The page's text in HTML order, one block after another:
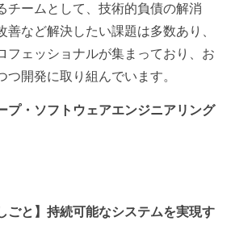
チームとして、技術的負債の解消
など解決したい課題は多数あり、
フェッショナルが集まっており、お
開発に取り組んでいます。
プ・ソフトウェアエンジニアリング
ごと】持続可能なシステムを実現す